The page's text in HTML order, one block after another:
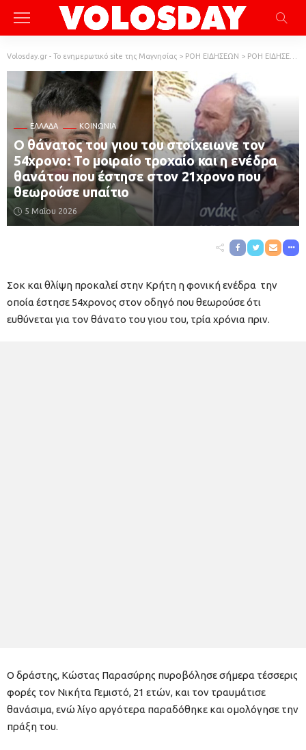
Volosday.gr - Το ενημερωτικό site της Μαγνησίας > ΡΟΗ ΕΙΔΗΣΕΩΝ > ΡΟΗ ΕΙΔΗΣΕΩΝ
ΕΛΛΆΔΑ ΚΟΙΝΩΝΙΑ
Ο θάνατος του γιου του στοίχειωνε τον
54χρονο: Το μοιραίο τροχαίο και η ενέδρα
θανάτου που έστησε στον 21χρονο που
θεωρούσε υπαίτιο
5 Μαΐου 2026
Σοκ και θλίψη προκαλεί στην Κρήτη η φονική ενέδρα την
οποία έστησε 54χρονος στον οδηγό που θεωρούσε ότι
ευθύνεται για τον θάνατο του γιου του, τρία χρόνια πριν.
Ο δράστης, Κώστας Παρασύρης πυροβόλησε σήμερα τέσσερις
φορές τον Νικήτα Γεμιστό, 21 ετών, και τον τραυμάτισε
θανάσιμα, ενώ λίγο αργότερα παραδόθηκε και ομολόγησε την
πράξη του.